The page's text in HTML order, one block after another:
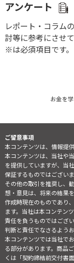
アンケート
レポート・コラム
討等に参考にさせ
※は必須項目です。
お金を
ご留意事項
本コンテンツは、情報提
本コンテンツは、当社や
を提供していますが、当
保証するものではござい
その他の取引を推奨し、
想・意見は、将来の結果
作成時現在のものであり
ます。当社は本コンテン
責任を負うものではござ
判断と責任でなさるよう
本コンテンツでは当社で
る部分があります。商品
くは「契約締結前交付書